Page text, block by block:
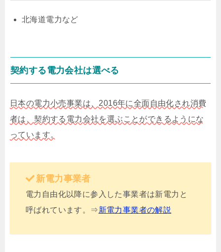
北海道電力など
契約する電力会社は選べる
日本の電力小売事業は、2016年に全面自由化され消費
者は、契約する電力会社を選ぶことができるようにな
っています。
新電力事業者
電力自由化以降に参入した事業者は新電力と
呼ばれています。⇒新電力事業者の解説